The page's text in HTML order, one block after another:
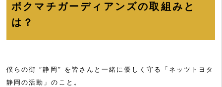
ボクマチガーディアンズの取組みと
は？
僕らの街 ”静岡” を皆さんと一緒に優しく守る「ネッツトヨタ
静岡の活動」のこと。